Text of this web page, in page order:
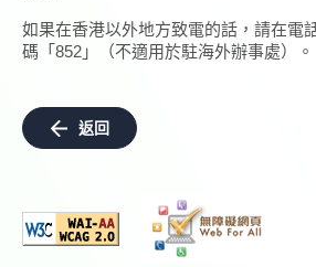
如果在香港以外地方致電的話，請在電
碼「852」（不適用於駐海外辦事處）。
返回